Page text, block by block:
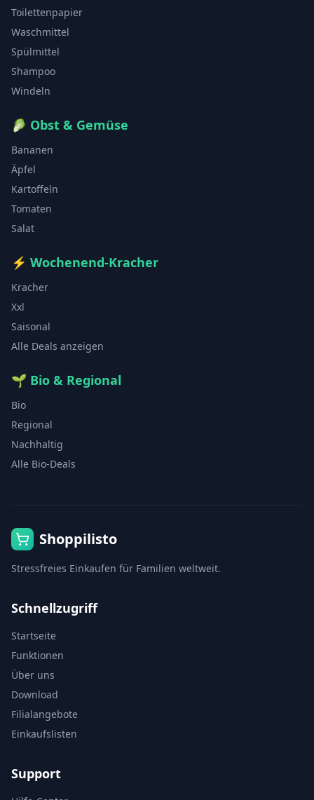
Toilettenpapier
Waschmittel
Spülmittel
Shampoo
Windeln
🥬 Obst & Gemüse
Bananen
Äpfel
Kartoffeln
Tomaten
Salat
⚡ Wochenend-Kracher
Kracher
Xxl
Saisonal
Alle Deals anzeigen
🌱 Bio & Regional
Bio
Regional
Nachhaltig
Alle Bio-Deals
Shoppilisto
Stressfreies Einkaufen für Familien weltweit.
Schnellzugriff
Startseite
Funktionen
Über uns
Download
Filialangebote
Einkaufslisten
Support